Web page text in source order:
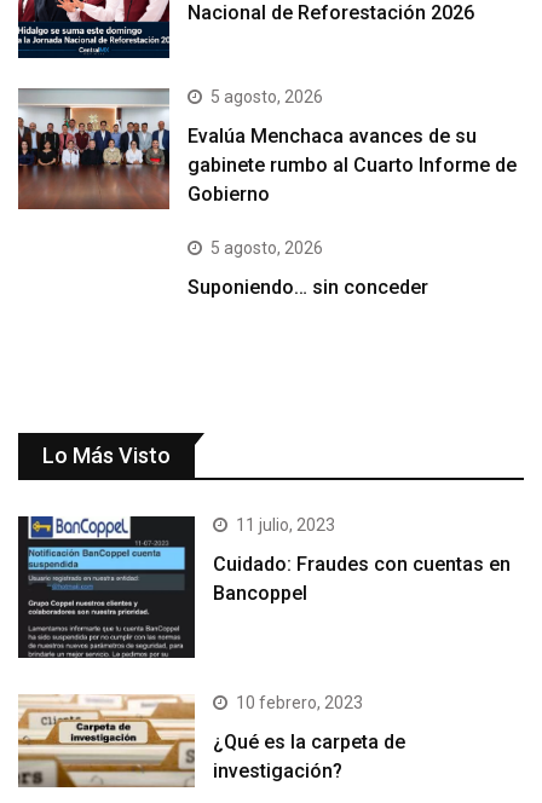
Nacional de Reforestación 2026
5 agosto, 2026
Evalúa Menchaca avances de su
gabinete rumbo al Cuarto Informe de
Gobierno
5 agosto, 2026
Suponiendo… sin conceder
Lo Más Visto
11 julio, 2023
Cuidado: Fraudes con cuentas en
Bancoppel
10 febrero, 2023
¿Qué es la carpeta de
investigación?